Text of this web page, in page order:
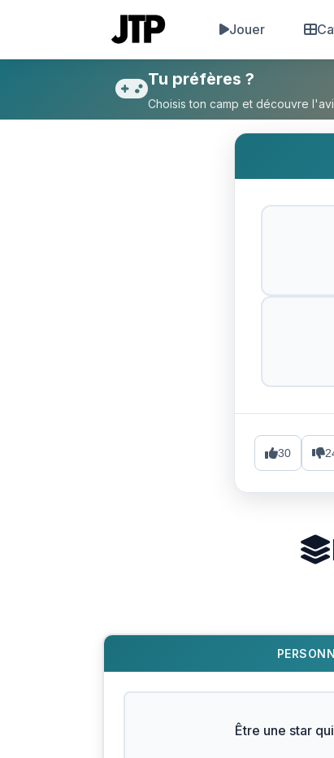
Jouer
Tu préfères Zorro dans
Tu préfères ?
Choisis ton camp et découvre
30
Être une star